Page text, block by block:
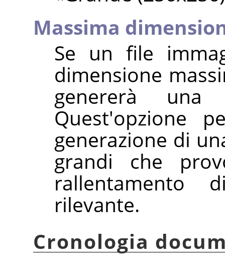
Massima
Se un file
dimensione
genererà
Quest'opzione
generazione di
grandi che
rallentamento
rilevante.
Cronologia